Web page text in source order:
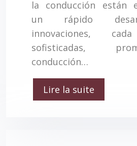
la conducción están
un rápido
innovaciones,
sofisticadas,
conducción…
Lire la suite